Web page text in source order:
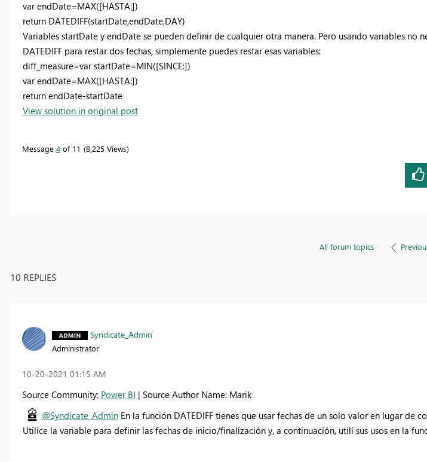
var endDate=MAX([HASTA:])
return DATEDIFF(startDate,endDate,DAY)
Variables startDate y endDate se pueden definir de cualquier otra manera. Pero usando variables no
DATEDIFF para restar dos fechas, simplemente puedes restar esas variables:
diff_measure=var startDate=MIN([SINCE:])
var endDate=MAX([HASTA:])
return endDate-startDate
View solution in original post
Message 4of 11 8,225 Views
All forum topics
10 REPLIES
Syndicate_Admin
Administrator
‎10-20-2021 01:15 AM
Source Community: Power BI | Source Author Name: Marik
@Syndicate_AdminEn la función DATEDIFF tienes que usar fechas de un solo valor en lugar de
Utilice la variable para definir las fechas de inicio/finalización y, a continuación, utilí sus usos en la